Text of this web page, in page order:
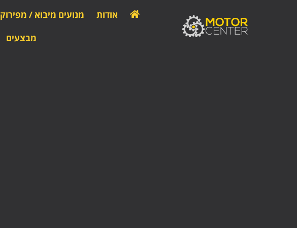
אודות מנועים מיבוא / מפירוק
מבצעים